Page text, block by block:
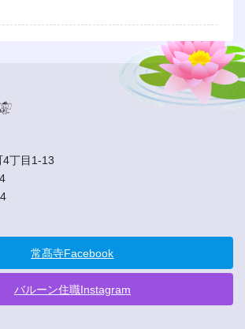
4丁目1-13
常髙寺Facebook
バルーン住職Instagram